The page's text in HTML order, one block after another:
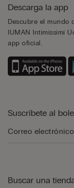
Descarga la app
Descubre el mundo
IUMAN Intimissimi
app oficial.
Suscríbete al
Buscar una